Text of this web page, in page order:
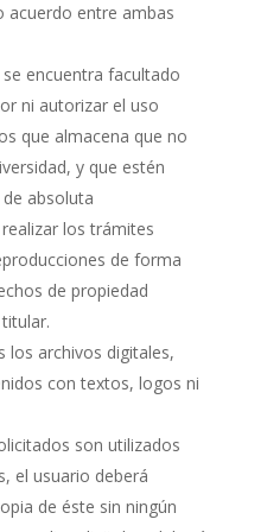
acuerdo entre ambas
encuentra facultado
ni autorizar el uso
que almacena que no
y que estén
absoluta
los trámites
de forma
de propiedad
los archivos digitales,
con textos, logos ni
son utilizados
el usuario deberá
de éste sin ningún